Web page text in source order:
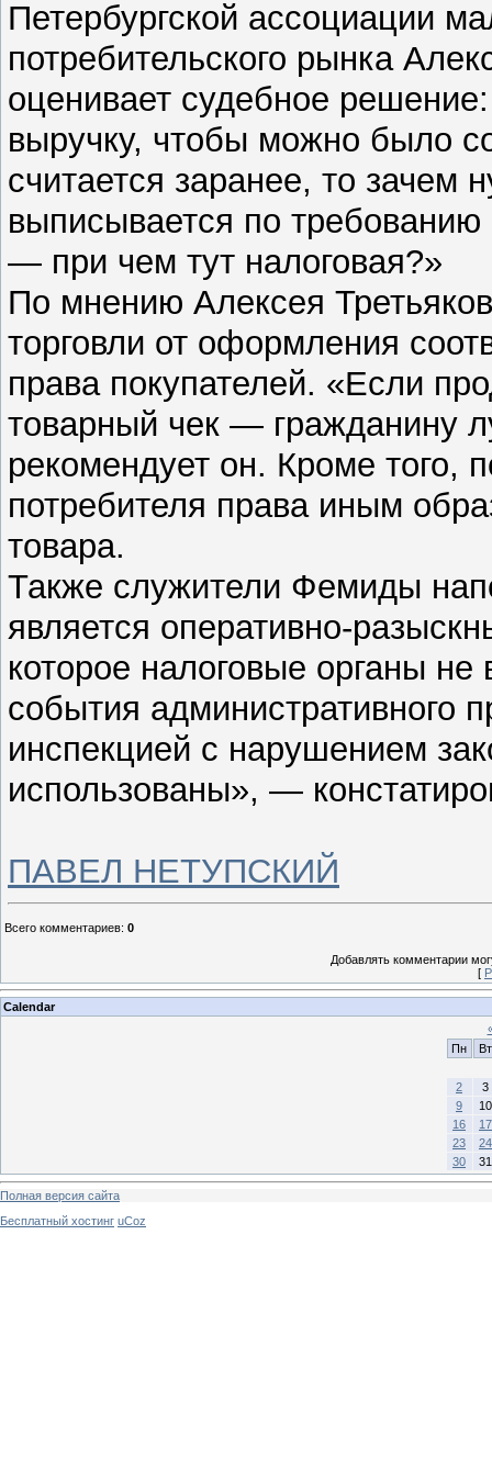
Петербургской ассоциации
потребительского рынка
оценивает судебное
выручку, чтобы можно было
считается заранее, то
выписывается по
— при чем тут налоговая?»
По мнению Алексея
торговли от оформления
права покупателей. «Если
товарный чек — гражданину
рекомендует он. Кроме того,
потребителя права иным
товара.
Также служители Фемиды
является оперативно-
которое налоговые органы
события административного
инспекцией с нарушением
использованы», —
ПАВЕЛ НЕТУПСКИЙ
Всего комментариев: 0
Добавлять комментарии
[
Calendar
Пн
Вт
2
3
9
10
16
17
23
24
30
31
Полная версия сайта
Бесплатный хостинг uCoz